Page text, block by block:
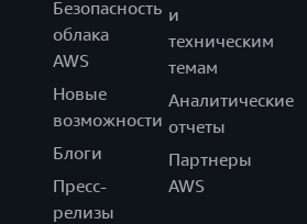
Безопасность
облака
AWS
Новые
возможности
Блоги
Пресс-
релизы
и
техническим
темам
Аналитические
отчеты
Партнеры
AWS